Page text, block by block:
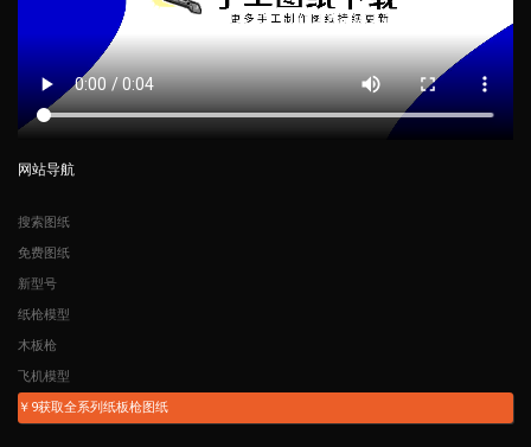
网站导航
搜索图纸
免费图纸
新型号
纸枪模型
木板枪
飞机模型
￥9获取全系列纸板枪图纸